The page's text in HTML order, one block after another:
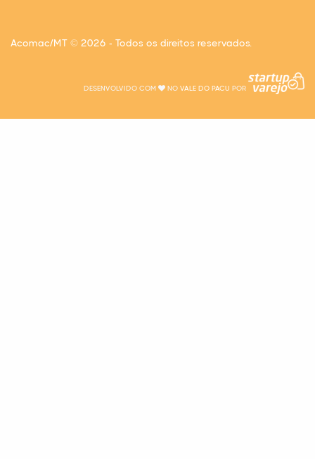
Acomac/MT © 2026 - Todos os direitos reservados.
DESENVOLVIDO COM NO VALE DO PACU POR